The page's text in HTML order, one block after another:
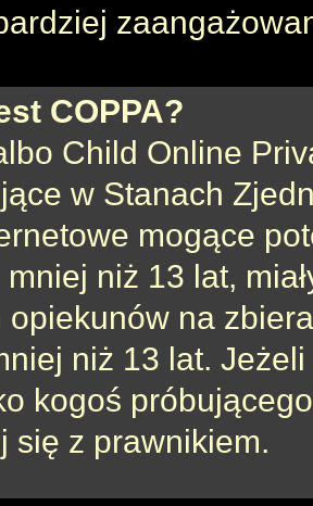
COPPA?
Child Online
w Stanach
mogące
niż 13 lat,
opiekunów na
niż 13 lat.
kogoś
się z prawnikiem.